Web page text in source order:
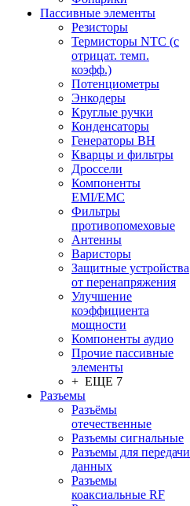
Пассивные элементы
Резисторы
Термисторы NTC (с
отрицат. темп.
коэфф.)
Потенциометры
Энкодеры
Круглые ручки
Конденсаторы
Генераторы ВН
Кварцы и фильтры
Дроссели
Компоненты
EMI/EMC
Фильтры
противопомеховые
Антенны
Варисторы
Защитные устройства
от перенапряжения
Улучшение
коэффициента
мощности
Компоненты аудио
Прочие пассивные
элементы
+ ЕЩЕ 7
Разъeмы
Разъёмы
отечественные
Разъeмы сигнальные
Разъeмы для передачи
данных
Разъeмы
коаксиальные RF